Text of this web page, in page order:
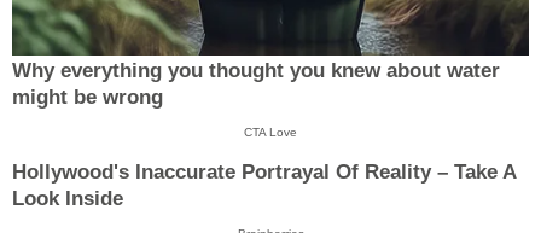
Why everything you thought you knew about water
might be wrong
CTA Love
Hollywood's Inaccurate Portrayal Of Reality – Take A
Look Inside